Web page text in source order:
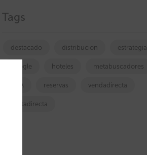
Tags
destacado distribucion estrategia
google hoteles metabuscadores
OTA reservas vendadirecta
ventadirecta